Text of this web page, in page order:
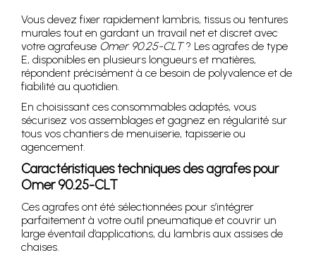
Vous devez fixer rapidement lambris, tissus ou tentures
murales tout en gardant un travail net et discret avec
votre agrafeuse Omer 90.25-CLT? Les agrafes de type
E, disponibles en plusieurs longueurs et matières,
répondent précisément à ce besoin de polyvalence et de
fiabilité au quotidien.
En choisissant ces consommables adaptés, vous
sécurisez vos assemblages et gagnez en régularité sur
tous vos chantiers de menuiserie, tapisserie ou
agencement.
Caractéristiques techniques des agrafes pour
Omer 90.25-CLT
Ces agrafes ont été sélectionnées pour s’intégrer
parfaitement à votre outil pneumatique et couvrir un
large éventail d’applications, du lambris aux assises de
chaises.